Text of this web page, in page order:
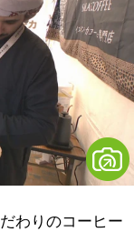
わりのコーヒー